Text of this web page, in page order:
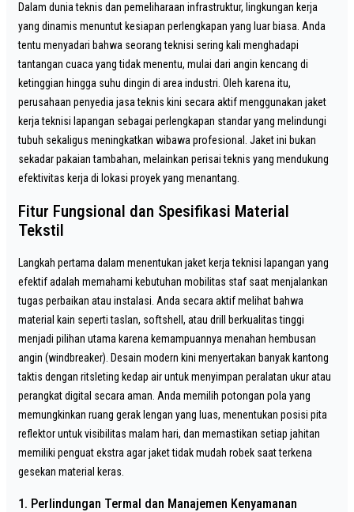
Dalam dunia teknis dan pemeliharaan infrastruktur, lingkungan kerja
yang dinamis menuntut kesiapan perlengkapan yang luar biasa. Anda
tentu menyadari bahwa seorang teknisi sering kali menghadapi
tantangan cuaca yang tidak menentu, mulai dari angin kencang di
ketinggian hingga suhu dingin di area industri. Oleh karena itu,
perusahaan penyedia jasa teknis kini secara aktif menggunakan jaket
kerja teknisi lapangan sebagai perlengkapan standar yang melindungi
tubuh sekaligus meningkatkan wibawa profesional. Jaket ini bukan
sekadar pakaian tambahan, melainkan perisai teknis yang mendukung
efektivitas kerja di lokasi proyek yang menantang.
Fitur Fungsional dan Spesifikasi Material
Tekstil
Langkah pertama dalam menentukan jaket kerja teknisi lapangan yang
efektif adalah memahami kebutuhan mobilitas staf saat menjalankan
tugas perbaikan atau instalasi. Anda secara aktif melihat bahwa
material kain seperti taslan, softshell, atau drill berkualitas tinggi
menjadi pilihan utama karena kemampuannya menahan hembusan
angin (windbreaker). Desain modern kini menyertakan banyak kantong
taktis dengan ritsleting kedap air untuk menyimpan peralatan ukur atau
perangkat digital secara aman. Anda memilih potongan pola yang
memungkinkan ruang gerak lengan yang luas, menentukan posisi pita
reflektor untuk visibilitas malam hari, dan memastikan setiap jahitan
memiliki penguat ekstra agar jaket tidak mudah robek saat terkena
gesekan material keras.
1. Perlindungan Termal dan Manajemen Kenyamanan